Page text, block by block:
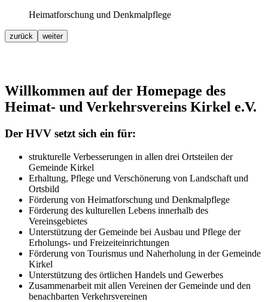
Heimatforschung und Denkmalpflege
zurück weiter
Willkommen auf der Homepage des
Heimat- und Verkehrsvereins Kirkel e.V.
Der HVV setzt sich ein für:
strukturelle Verbesserungen in allen drei Ortsteilen der
Gemeinde Kirkel
Erhaltung, Pflege und Verschönerung von Landschaft und
Ortsbild
Förderung von Heimatforschung und Denkmalpflege
Förderung des kulturellen Lebens innerhalb des
Vereinsgebietes
Unterstützung der Gemeinde bei Ausbau und Pflege der
Erholungs- und Freizeiteinrichtungen
Förderung von Tourismus und Naherholung in der Gemeinde
Kirkel
Unterstützung des örtlichen Handels und Gewerbes
Zusammenarbeit mit allen Vereinen der Gemeinde und den
benachbarten Verkehrsvereinen